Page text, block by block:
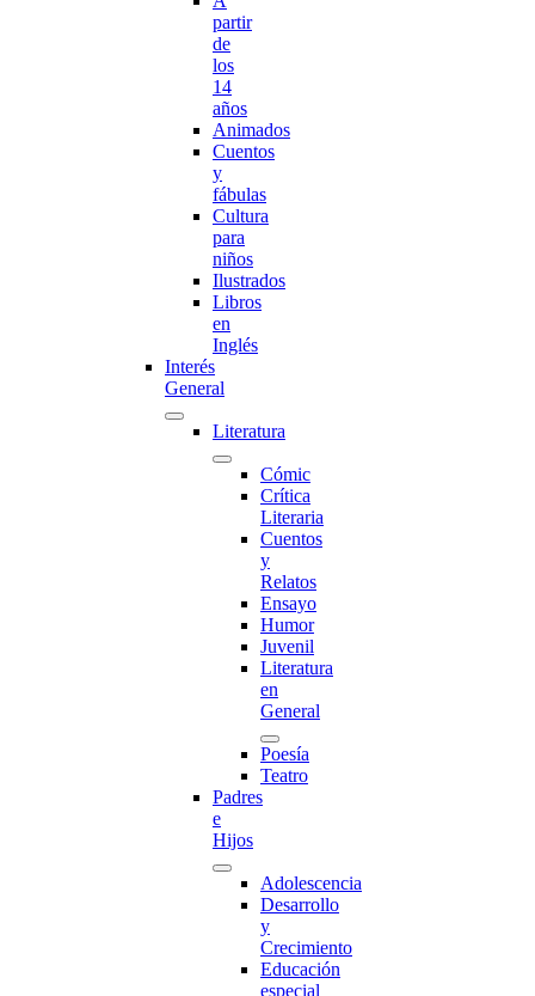
partir
de
los
14
años
Animados
Cuentos
y
fábulas
Cultura
para
niños
Ilustrados
Libros
en
Inglés
Interés
General
Literatura
Cómic
Crítica
Literaria
Cuentos
y
Relatos
Ensayo
Humor
Juvenil
Literatura
en
General
Poesía
Teatro
Padres
e
Hijos
Adolescencia
Desarrollo
y
Crecimiento
Educación
especial